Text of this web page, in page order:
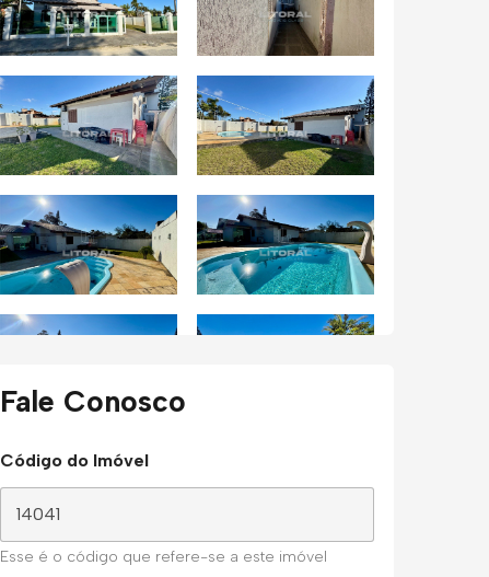
Fale Conosco
Código do Imóvel
Esse é o código que refere-se a este imóvel